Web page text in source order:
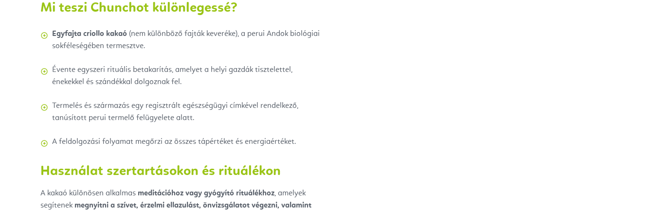
Mi teszi Chunchot különlegessé?
Egyfajta criollo kakaó (nem különböző fajták keveréke), a perui Andok biológiai
sokféleségében termesztve.
Évente egyszeri rituális betakarítás, amelyet a helyi gazdák tisztelettel,
énekekkel és szándékkal dolgoznak fel.
Termelés és származás egy regisztrált egészségügyi címkével rendelkező,
tanúsított perui termelő felügyelete alatt.
A feldolgozási folyamat megőrzi az összes tápértéket és energiaértéket.
Használat szertartásokon és rituálékon
A kakaó különösen alkalmas meditációhoz vagy gyógyító rituálékhoz, amelyek
segítenek megnyitni a szívet, érzelmi ellazulást, önvizsgálatot végezni, valamint